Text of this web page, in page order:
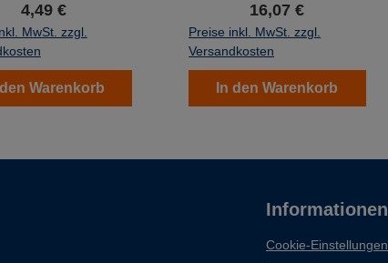
lackierte
& Tastaturen.
4,49 €
MwSt. zzgl.
den Warenkorb
Papier und lassen sich leicht
um die gebündelten
Geldscheine anbringen.
16,07 €
Preise inkl. MwSt. zzgl.
Versandkosten
In den Warenkorb
Informationen
Cookie-Einstellungen